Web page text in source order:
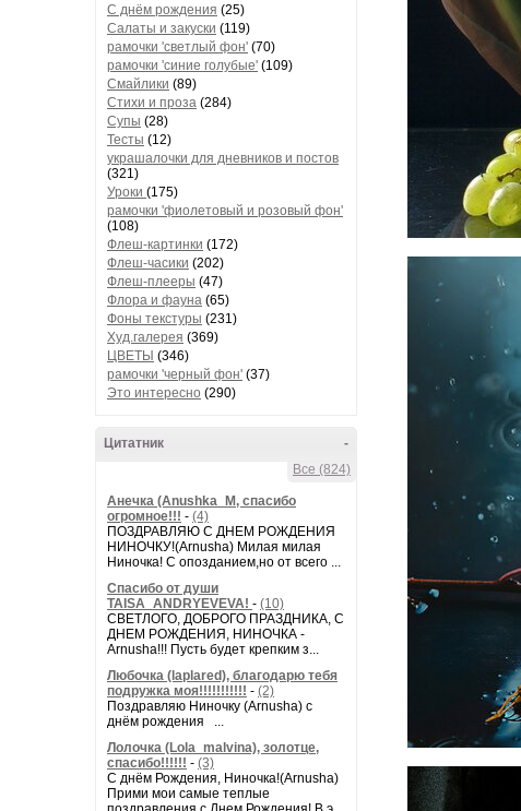
С днём рождения (25)
Салаты и закуски (119)
рамочки 'светлый фон' (70)
рамочки 'синие голубые' (109)
Смайлики (89)
Стихи и проза (284)
Супы (28)
Тесты (12)
украшалочки для дневников и постов
(321)
Уроки (175)
рамочки 'фиолетовый и розовый фон'
(108)
Флеш-картинки (172)
Флеш-часики (202)
Флеш-плееры (47)
Флора и фауна (65)
Фоны текстуры (231)
Худ.галерея (369)
ЦВЕТЫ (346)
рамочки 'черный фон' (37)
Это интересно (290)
-
Цитатник
Все (824)
Анечка (Anushka_M, спасибо
огромное!!! - (4)
ПОЗДРАВЛЯЮ С ДНЕМ РОЖДЕНИЯ
НИНОЧКУ!(Arnusha) Милая милая
Ниночка! С опозданием,но от всего ...
Спасибо от души
TAISA_ANDRYEVEVA! - (10)
СВЕТЛОГО, ДОБРОГО ПРАЗДНИКА, С
ДНЕМ РОЖДЕНИЯ, НИНОЧКА -
Arnusha!!! Пусть будет крепким з...
Любочка (laplared), благодарю тебя
подружка моя!!!!!!!!!!! - (2)
Поздравляю Ниночку (Arnusha) с
днём рождения ...
Лолочка (Lola_malvina), золотце,
спасибо!!!!!! - (3)
С днём Рождения, Ниночка!(Аrnusha)
Прими мои самые теплые